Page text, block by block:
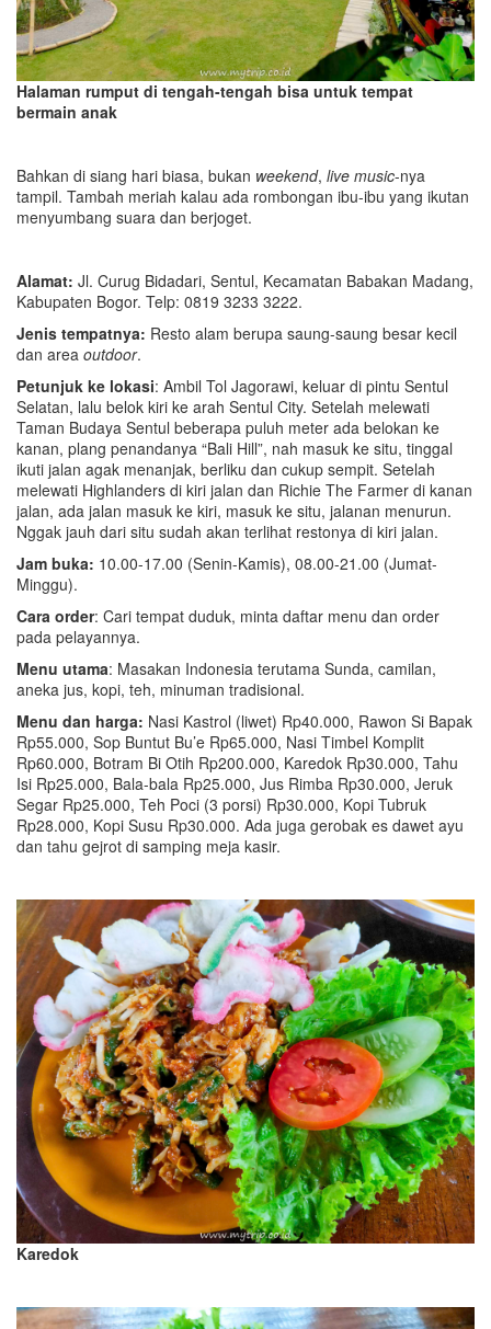
Halaman rumput di tengah-tengah bisa untuk tempat
bermain anak
Bahkan di siang hari biasa, bukan weekend, live music-nya
tampil. Tambah meriah kalau ada rombongan ibu-ibu yang ikutan
menyumbang suara dan berjoget.
Alamat: Jl. Curug Bidadari, Sentul, Kecamatan Babakan Madang,
Kabupaten Bogor. Telp: 0819 3233 3222.
Jenis tempatnya: Resto alam berupa saung-saung besar kecil
dan area outdoor.
Petunjuk ke lokasi: Ambil Tol Jagorawi, keluar di pintu Sentul
Selatan, lalu belok kiri ke arah Sentul City. Setelah melewati
Taman Budaya Sentul beberapa puluh meter ada belokan ke
kanan, plang penandanya “Bali Hill”, nah masuk ke situ, tinggal
ikuti jalan agak menanjak, berliku dan cukup sempit. Setelah
melewati Highlanders di kiri jalan dan Richie The Farmer di kanan
jalan, ada jalan masuk ke kiri, masuk ke situ, jalanan menurun.
Nggak jauh dari situ sudah akan terlihat restonya di kiri jalan.
Jam buka: 10.00-17.00 (Senin-Kamis), 08.00-21.00 (Jumat-
Minggu).
Cara order: Cari tempat duduk, minta daftar menu dan order
pada pelayannya.
Menu utama: Masakan Indonesia terutama Sunda, camilan,
aneka jus, kopi, teh, minuman tradisional.
Menu dan harga: Nasi Kastrol (liwet) Rp40.000, Rawon Si Bapak
Rp55.000, Sop Buntut Bu’e Rp65.000, Nasi Timbel Komplit
Rp60.000, Botram Bi Otih Rp200.000, Karedok Rp30.000, Tahu
Isi Rp25.000, Bala-bala Rp25.000, Jus Rimba Rp30.000, Jeruk
Segar Rp25.000, Teh Poci (3 porsi) Rp30.000, Kopi Tubruk
Rp28.000, Kopi Susu Rp30.000. Ada juga gerobak es dawet ayu
dan tahu gejrot di samping meja kasir.
Karedok